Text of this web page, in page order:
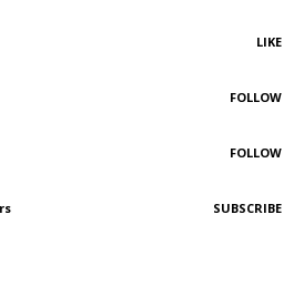
LIKE
FOLLOW
FOLLOW
SUBSCRIBE